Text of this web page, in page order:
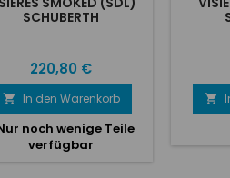
SCHUBERTH
Preis
220,80 €
 In den Warenkorb
noch wenige Teile
verfügbar
